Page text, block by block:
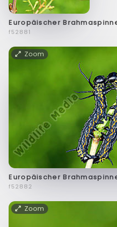
Europäischer
f52881
Zoom
Europäischer
f52882
Zoom